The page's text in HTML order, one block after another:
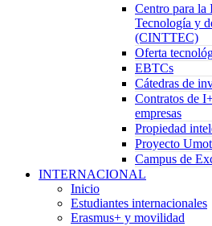
Centro para la
Tecnología y
(CINTTEC)
Oferta
EBTCs
Cátedras de
Contratos de
empresas
Propiedad
Proyecto
Campus de
INTERNACIONAL
Inicio
Estudiantes internacionales
Erasmus+ y movilidad